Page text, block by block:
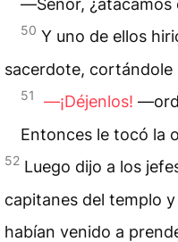
―Señor, ¿atacamos
50 Y uno de ellos
sacerdote, cortándole
51 ―¡Déjenlos!
Entonces le tocó la
52 Luego dijo a los
capitanes del templo y
habían venido a